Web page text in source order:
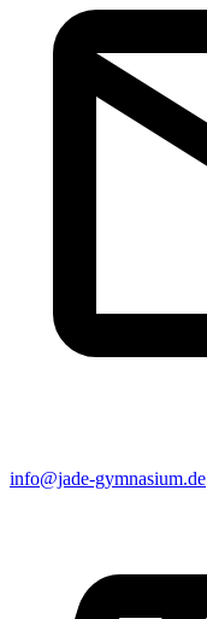
info@jade-gymnasium.de